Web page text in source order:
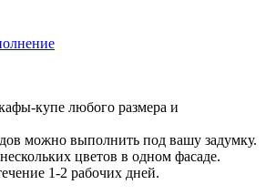
купе любого размера и
можно выполнить под вашу задумку.
цветов в одном фасаде.
1-2 рабочих дней.